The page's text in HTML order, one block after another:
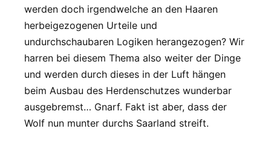
werden doch irgendwelche an den Haaren
herbeigezogenen Urteile und
undurchschaubaren Logiken herangezogen? Wir
harren bei diesem Thema also weiter der Dinge
und werden durch dieses in der Luft hängen
beim Ausbau des Herdenschutzes wunderbar
ausgebremst… Gnarf. Fakt ist aber, dass der
Wolf nun munter durchs Saarland streift.